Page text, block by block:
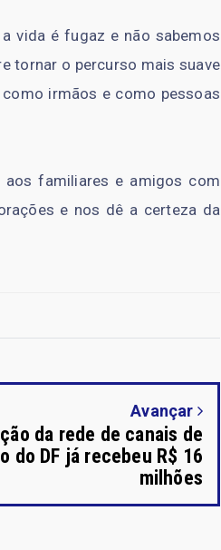
vida é fugaz e não sabemos
tornar o percurso mais suave
irmãos e como pessoas
aos familiares e amigos com
e nos dê a certeza da
Avançar
da rede de canais de
do DF já recebeu R$ 16
milhões